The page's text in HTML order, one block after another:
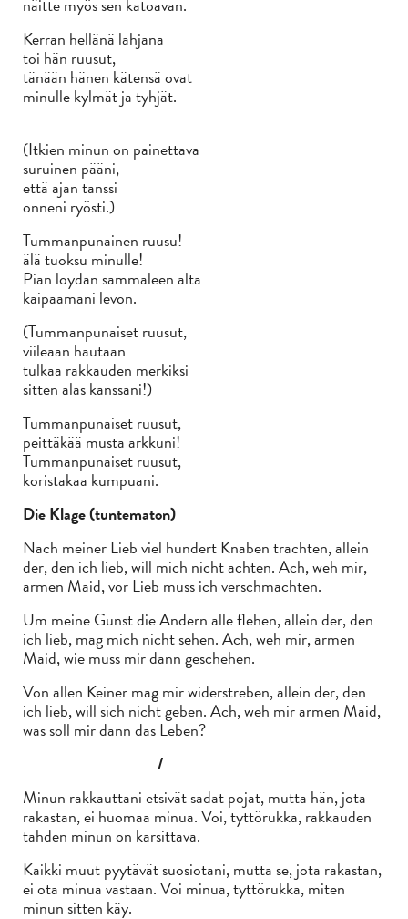
näitte myös sen katoavan.
Kerran hellänä lahjana
toi hän ruusut,
tänään hänen kätensä ovat
minulle kylmät ja tyhjät.
(Itkien minun on painettava
suruinen pääni,
että ajan tanssi
onneni ryösti.)
Tummanpunainen ruusu!
älä tuoksu minulle!
Pian löydän sammaleen alta
kaipaamani levon.
(Tummanpunaiset ruusut,
viileään hautaan
tulkaa rakkauden merkiksi
sitten alas kanssani!)
Tummanpunaiset ruusut,
peittäkää musta arkkuni!
Tummanpunaiset ruusut,
koristakaa kumpuani.
Die Klage (tuntematon)
Nach meiner Lieb viel hundert Knaben trachten, allein
der, den ich lieb, will mich nicht achten. Ach, weh mir,
armen Maid, vor Lieb muss ich verschmachten.
Um meine Gunst die Andern alle flehen, allein der, den
ich lieb, mag mich nicht sehen. Ach, weh mir, armen
Maid, wie muss mir dann geschehen.
Von allen Keiner mag mir widerstreben, allein der, den
ich lieb, will sich nicht geben. Ach, weh mir armen Maid,
was soll mir dann das Leben?
/
Minun rakkauttani etsivät sadat pojat, mutta hän, jota
rakastan, ei huomaa minua. Voi, tyttörukka, rakkauden
tähden minun on kärsittävä.
Kaikki muut pyytävät suosiotani, mutta se, jota rakastan,
ei ota minua vastaan. Voi minua, tyttörukka, miten
minun sitten käy.